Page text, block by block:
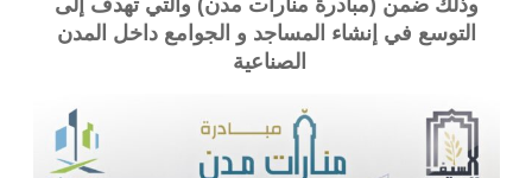
وذلك ضمن (مبادرة منارات مدن) والتي تهدف إلى
التوسع في إنشاء المساجد و الجوامع داخل المدن
الصناعية